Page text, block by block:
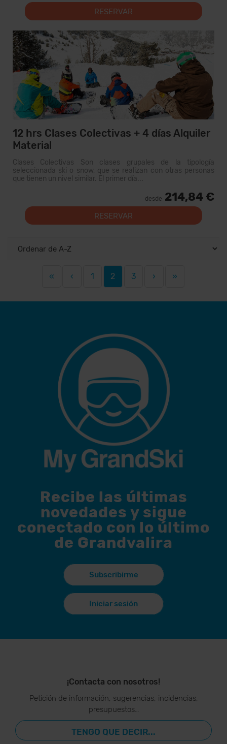
RESERVAR
12 hrs Clases Colectivas + 4 días Alquiler
Material
Clases Colectivas Son clases grupales de la tipología
seleccionada ski o snow, que se realizan con otras personas
que tienen un nivel similar. El primer día...
desde 214,84 €
RESERVAR
« ‹ 1 2 3 › »
Recibe las últimas
novedades y sigue
conectado con lo último
de Grandvalira
Subscribirme
Iniciar sesión
¡Contacta con nosotros!
Petición de información, sugerencias, incidencias,
presupuestos…
TENGO QUE DECIR...